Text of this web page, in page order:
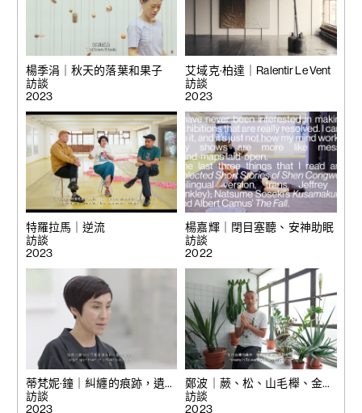
楊季涓｜秋天的落葉和果子
訪談
2023
艾域克·柏達｜Ralentir Le Vent
訪談
2023
特羅拉馬｜逆流
訪談
2023
楊嘉輝｜閉目塞聽、安神助眠
訪談
2022
蒂梵妮·鐘｜糾纏的痕跡，遺忘
的風景
訪談
2023
鄭波｜蕨、松、山毛櫸、金合
歡
訪談
2023